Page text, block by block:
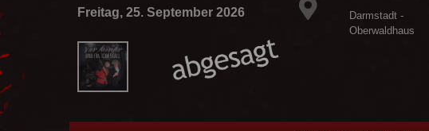
Freitag, 25. September 2026
Darmstadt -
Oberwaldhaus